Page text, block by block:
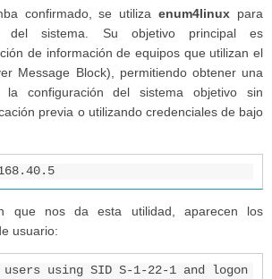
confirmado, se utilizaenum4linux para
del sistema. Su objetivo principal es
de información de equipos que utilizan el
Message Block), permitiendo obtener una
la configuración del sistema objetivo sin
previa o utilizando credenciales de bajo
que nos da esta utilidad, aparecen los
usuario:
users using SID S-1-22-1 and logon